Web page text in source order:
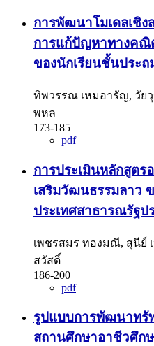
การพัฒนาโมเดลเชิง
การแก้ปัญหาทางคณิ
ของนักเรียนชั้นประถ
ทิพวรรณ เหมอารัญ, วัย
พหล
173-185
pdf
การประเมินหลักสูต
เสริมวัฒนธรรมลาว
ประเทศสาธารณรัฐ
เพชรสมร ทองมณี, สุนีย์
สวัสดิ์
186-200
pdf
รูปแบบการพัฒนาทรั
สถานศึกษาอาชีวศึก